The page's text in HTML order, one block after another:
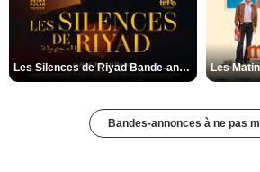
Les Silences de Riyad Bande-annonce VO STFR
Bandes-annonces à ne pas